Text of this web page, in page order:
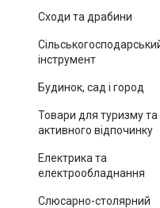
Сходи та драбини
інструмент
Будинок, сад і город
Товари для туризму та
активного відпочинку
Електрика та
електрообладнання
Слюсарно-столярний